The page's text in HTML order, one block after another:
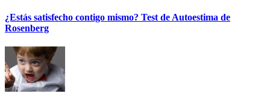
¿Estás satisfecho contigo mismo? Test de Autoestima de
Rosenberg